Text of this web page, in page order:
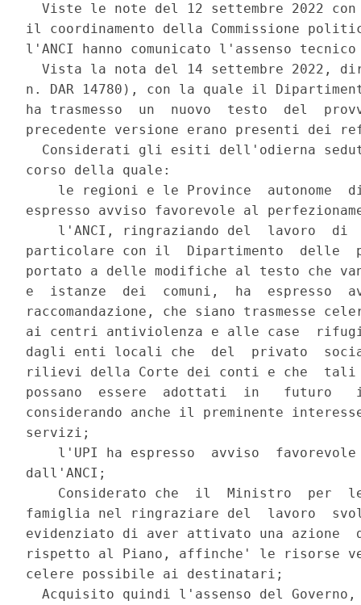
Viste le note del 12 settembre 2022
il coordinamento della Commissione
l'ANCI hanno comunicato l'assenso
Vista la nota del 14 settembre 2022,
n. DAR 14780), con la quale il
ha trasmesso  un  nuovo  testo  del
precedente versione erano presenti dei
Considerati gli esiti dell'odierna
corso della quale:
le regioni e le Province  autonome
espresso avviso favorevole al
l'ANCI, ringraziando del  lavoro  di
particolare con il  Dipartimento  delle
portato a delle modifiche al testo che
e  istanze  dei  comuni,  ha  espresso
raccomandazione, che siano trasmesse
ai centri antiviolenza e alle case
dagli enti locali che  del  privato
rilievi della Corte dei conti e che  tali
possano  essere  adottati  in   futuro
considerando anche il preminente
servizi;
l'UPI ha espresso  avviso
dall'ANCI;
Considerato che  il  Ministro  per
famiglia nel ringraziare del  lavoro
evidenziato di aver attivato una azione
rispetto al Piano, affinche' le risorse
celere possibile ai destinatari;
Acquisito quindi l'assenso del